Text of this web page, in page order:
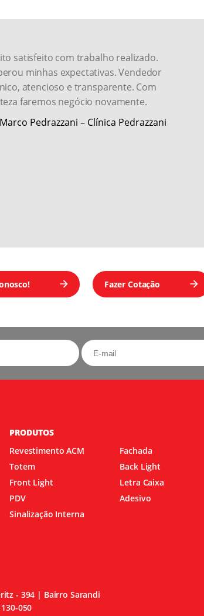
Totem
Back Light
Adesivo
Sinalização Interna
satisfeito com trabalho realizado.
minhas expectativas. Vendedor
atencioso e transparente. Com
faremos negócio novamente.
Pedrazzani – Clínica Pedrazzani
Fazer Cotação
PRODUTOS
Revestimento ACM
Fachada
Totem
Back Light
Front Light
Letra Caixa
PDV
Adesivo
Sinalização Interna
- 394 | Bairro Sarandi
050